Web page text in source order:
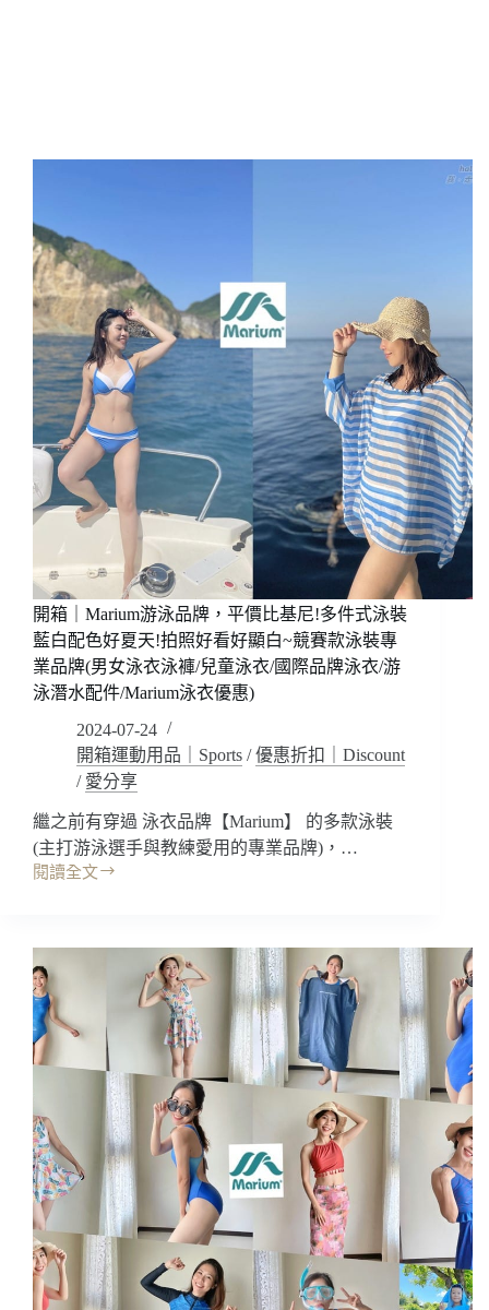
開箱｜Marium游泳品牌，平價比基尼!多件式泳裝
藍白配色好夏天!拍照好看好顯白~競賽款泳裝專
業品牌(男女泳衣泳褲/兒童泳衣/國際品牌泳衣/游
泳潛水配件/Marium泳衣優惠)
2024-07-24
開箱運動用品｜Sports /優惠折扣｜Discount
/ 愛分享
繼之前有穿過 泳衣品牌【Marium】 的多款泳裝
(主打游泳選手與教練愛用的專業品牌)，…
閱讀全文
開
Marium
游
泳
品
牌，
平
基
尼!
多
件
式
泳
裝
藍